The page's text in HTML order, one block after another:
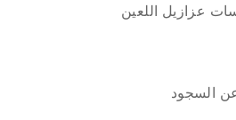
عزازيل اللعين
السجود